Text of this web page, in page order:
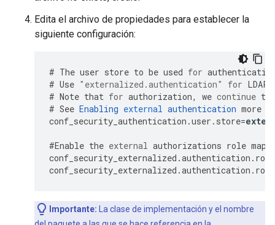
Edita el archivo de propiedades para establecer la
siguiente configuración:
# The user store to be used for
# Use "externalized.authentication" for LDAP
# Note that for authorization, we continue to
# See Enabling external authentication more
conf_security_authentication .user . store=
#Enable the external authorizations role
conf_security_externalized .authentication . role
conf_security_externalized .authentication . role
Importante: La clase de implementación y el nombre